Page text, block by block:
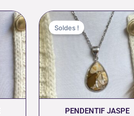
Soldes !
PENDENTIF JASPE
initial
était :
75.00 €.
prix
est :